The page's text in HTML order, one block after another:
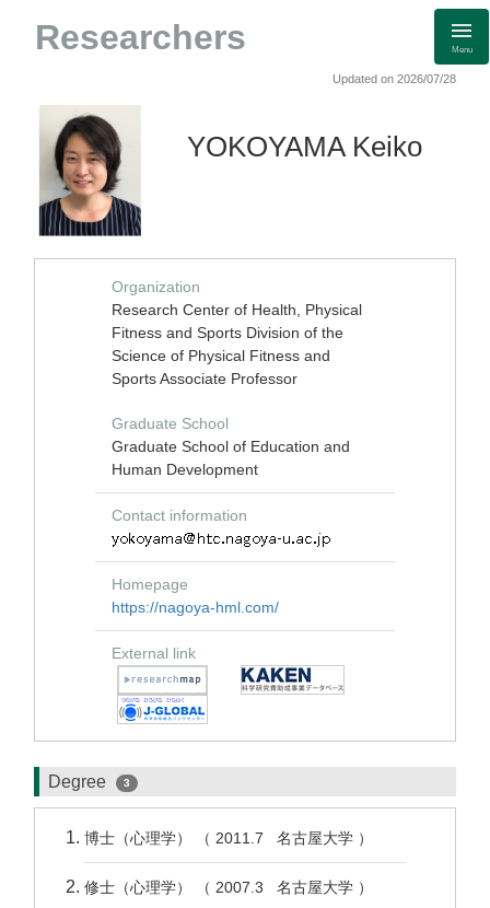
Researchers Menu
Updated on 2026/07/28
YOKOYAMA Keiko
Organization
Research Center of Health, Physical
Fitness and Sports Division of the
Science of Physical Fitness and
Sports Associate Professor
Graduate School
Graduate School of Education and
Human Development
Contact information
Homepage
https://nagoya-hml.com/
External link
Degree 3
博士（心理学） （ 2011.7 名古屋大学 ）
修士（心理学） （ 2007.3 名古屋大学 ）